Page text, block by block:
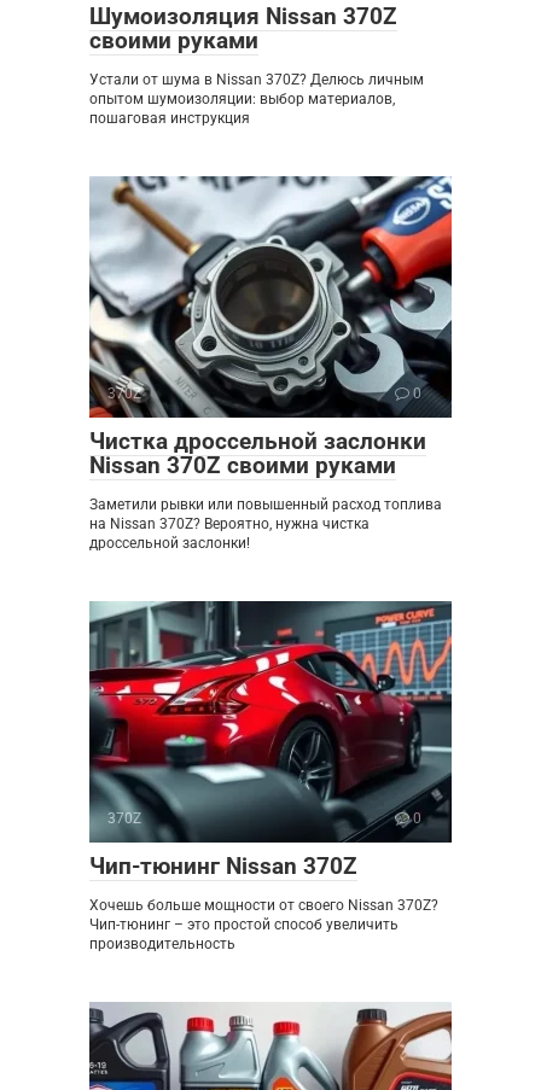
Шумоизоляция Nissan 370Z
своими руками
Устали от шума в Nissan 370Z? Делюсь личным
опытом шумоизоляции: выбор материалов,
пошаговая инструкция
370Z 0
Чистка дроссельной заслонки
Nissan 370Z своими руками
Заметили рывки или повышенный расход топлива
на Nissan 370Z? Вероятно, нужна чистка
дроссельной заслонки!
370Z 0
Чип-тюнинг Nissan 370Z
Хочешь больше мощности от своего Nissan 370Z?
Чип-тюнинг – это простой способ увеличить
производительность